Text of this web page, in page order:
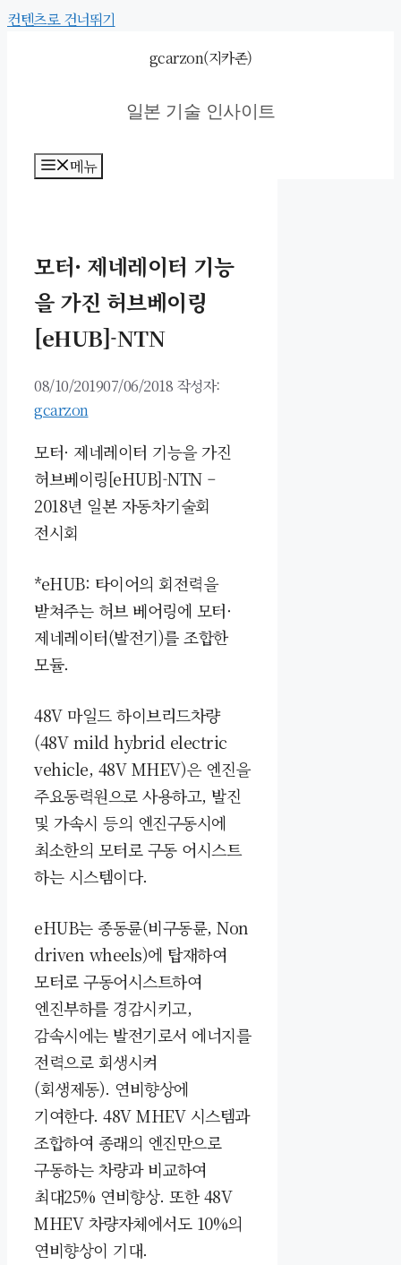
컨텐츠로 건너뛰기
gcarzon(지카존)
일본 기술 인사이트
메뉴
모터· 제네레이터 기능
을 가진 허브베이링
[eHUB]-NTN
08/10/201907/06/2018 작성자:
gcarzon
모터· 제네레이터 기능을 가진
허브베이링[eHUB]-NTN –
2018년 일본 자동차기술회
전시회
*eHUB: 타이어의 회전력을
받쳐주는 허브 베어링에 모터·
제네레이터(발전기)를 조합한
모듈.
48V 마일드 하이브리드차량
(48V mild hybrid electric
vehicle, 48V MHEV)은 엔진을
주요동력원으로 사용하고, 발진
및 가속시 등의 엔진구동시에
최소한의 모터로 구동 어시스트
하는 시스템이다.
eHUB는 종동륜(비구동륜, Non
driven wheels)에 탑재하여
모터로 구동어시스트하여
엔진부하를 경감시키고,
감속시에는 발전기로서 에너지를
전력으로 회생시켜
(회생제동). 연비향상에
기여한다. 48V MHEV 시스템과
조합하여 종래의 엔진만으로
구동하는 차량과 비교하여
최대25% 연비향상. 또한 48V
MHEV 차량자체에서도 10%의
연비향상이 기대.